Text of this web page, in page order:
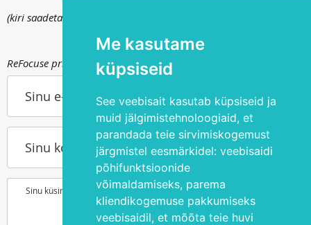
Me kasutame
küpsiseid
See veebisait kasutab küpsiseid ja
muid jälgimistehnoloogiaid, et
parandada teie sirvimiskogemust
järgmistel eesmärkidel: veebisaidi
põhifunktsioonide
võimaldamiseks, parema
kliendikogemuse pakkumiseks
veebisaidil, et mõõta teie huvi
(kiri saadetakse
ReFocuse privaatsuspoliitika kohta saad lugeda
Sinu e-post
Sinu kontakttelefon
Sinu küsimus või soov